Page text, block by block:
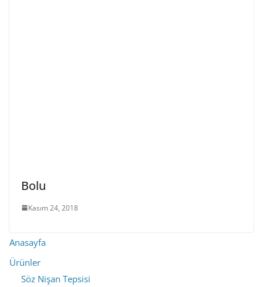
Bolu
Kasım 24, 2018
Anasayfa
Ürünler
Söz Nişan Tepsisi